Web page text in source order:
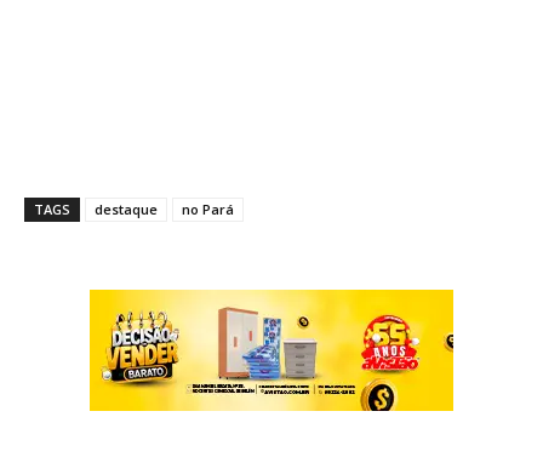
TAGS destaque no Pará